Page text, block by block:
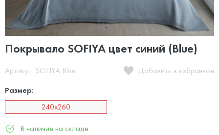
Покрывало SOFIYA цвет синий (Blue)
Артикул: SOFIYA Blue
Добавить в избранное
Размер:
240х260
В наличие на складе